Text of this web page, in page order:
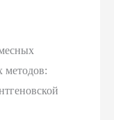
методов: